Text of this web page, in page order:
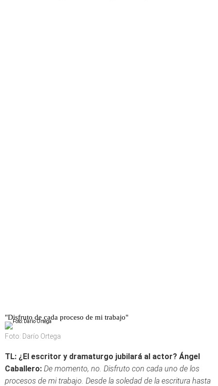
"Disfruto de cada proceso de mi trabajo"
Foto: Darío Ortega
TL: ¿El escritor y dramaturgo jubilará al actor? Ángel
Caballero: De momento, no. Disfruto con cada uno de los
procesos de mi trabajo. Desde la soledad de la escritura hasta